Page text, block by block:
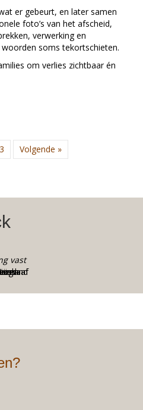
er gebeurt, en later samen
foto’s van het afscheid,
verwerking en
soms tekortschieten.
om verlies zichtbaar én
Rouwen: Begeleiding bij
3 Volgende »
vast